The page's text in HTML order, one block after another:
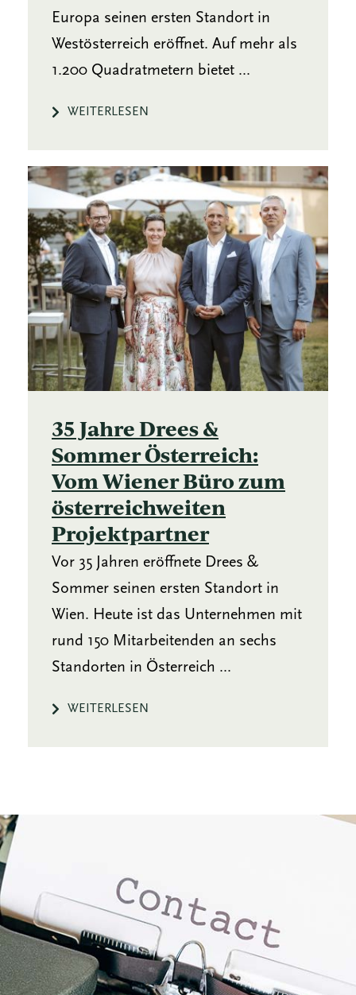
Europa seinen ersten Standort in
Westösterreich eröffnet. Auf mehr als
1.200 Quadratmetern bietet ...
WEITERLESEN
35 Jahre Drees &
Sommer Österreich:
Vom Wiener Büro zum
österreichweiten
Projektpartner
Vor 35 Jahren eröffnete Drees &
Sommer seinen ersten Standort in
Wien. Heute ist das Unternehmen mit
rund 150 Mitarbeitenden an sechs
Standorten in Österreich ...
WEITERLESEN